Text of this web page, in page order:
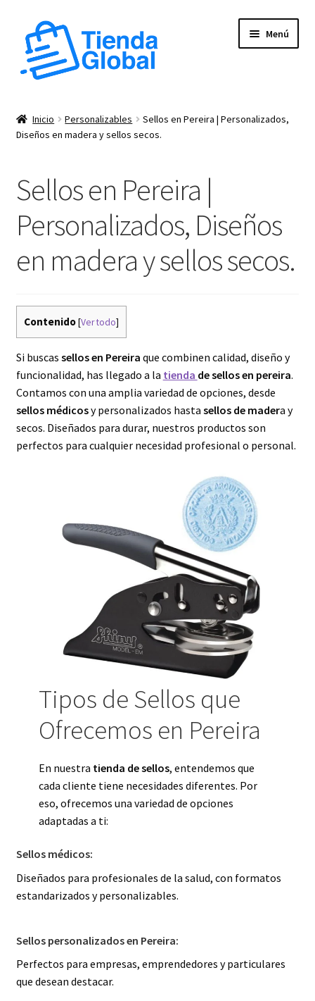
navegación
contenido
Menú
Productos Personalizados
Productos Anime
Productos
el
hijo
Inicio Personalizables
Sellos en Pereira | Personalizados,
Diseños en madera y sellos secos.
Sellos en Pereira |
Personalizados, Diseños
en madera y sellos secos.
Contenido[Ver todo]
Si buscas sellos en Pereira que combinen calidad, diseño y
funcionalidad, has llegado a la tienda de sellos en pereira.
Contamos con una amplia variedad de opciones, desde
sellos médicosy personalizados hasta sellos de madera y
secos. Diseñados para durar, nuestros productos son
perfectos para cualquier necesidad profesional o personal.
Tipos de Sellos que
Ofrecemos en Pereira
En nuestra tienda de sellos, entendemos que
cada cliente tiene necesidades diferentes. Por
eso, ofrecemos una variedad de opciones
adaptadas a ti:
Sellos médicos:
Diseñados para profesionales de la salud, con formatos
estandarizados y personalizables.
Sellos personalizados en Pereira:
Perfectos para empresas, emprendedores y particulares
que desean destacar.